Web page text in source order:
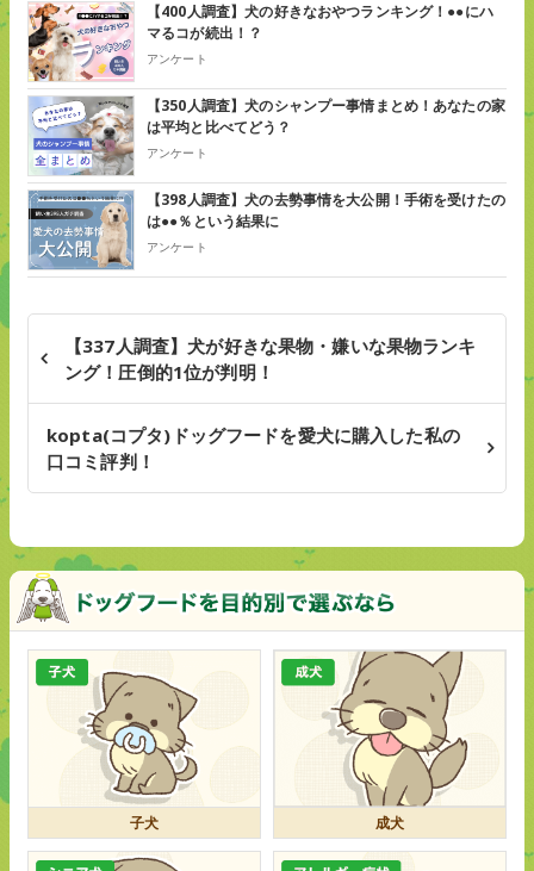
【400人調査】犬の好きなおやつランキング！●●にハ
マるコが続出！？
アンケート
【350人調査】犬のシャンプー事情まとめ！あなたの家
は平均と比べてどう？
アンケート
【398人調査】犬の去勢事情を大公開！手術を受けたの
は●●％という結果に
アンケート
【337人調査】犬が好きな果物・嫌いな果物ランキ
ング！圧倒的1位が判明！
kopta(コプタ)ドッグフードを愛犬に購入した私の
口コミ評判！
子犬 成犬